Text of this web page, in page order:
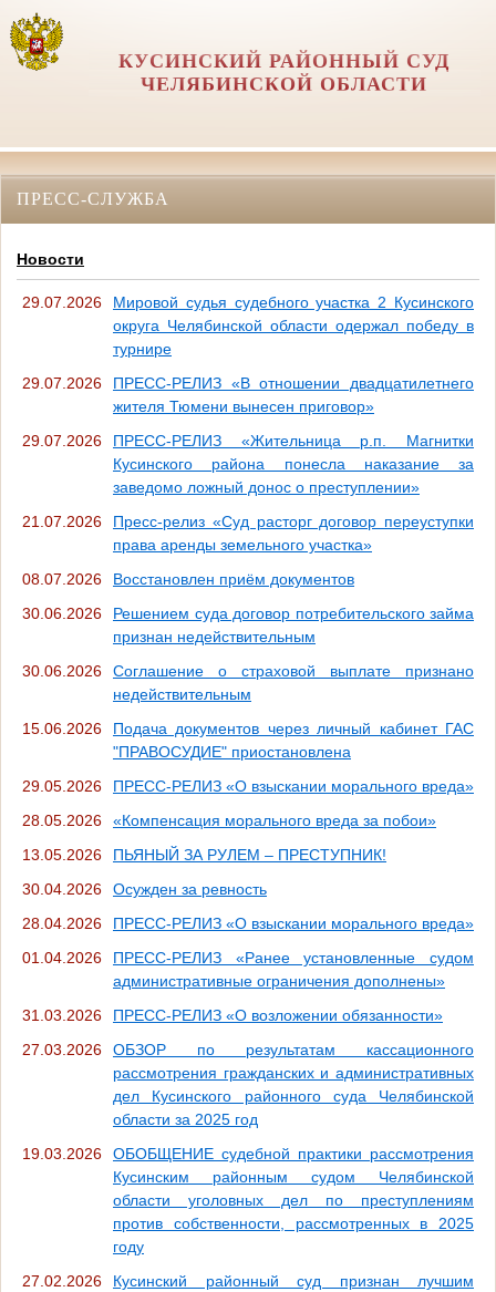
КУСИНСКИЙ РАЙОННЫЙ СУД
ЧЕЛЯБИНСКОЙ ОБЛАСТИ
ПРЕСС-СЛУЖБА
Новости
29.07.2026
Мировой судья судебного участка 2 Кусинского
округа Челябинской области одержал победу в
турнире
29.07.2026
ПРЕСС-РЕЛИЗ «В отношении двадцатилетнего
жителя Тюмени вынесен приговор»
29.07.2026
ПРЕСС-РЕЛИЗ «Жительница р.п. Магнитки
Кусинского района понесла наказание за
заведомо ложный донос о преступлении»
21.07.2026
Пресс-релиз «Суд расторг договор переуступки
права аренды земельного участка»
08.07.2026
Восстановлен приём документов
30.06.2026
Решением суда договор потребительского займа
признан недействительным
30.06.2026
Соглашение о страховой выплате признано
недействительным
15.06.2026
Подача документов через личный кабинет ГАС
"ПРАВОСУДИЕ" приостановлена
29.05.2026
ПРЕСС-РЕЛИЗ «О взыскании морального вреда»
28.05.2026
«Компенсация морального вреда за побои»
13.05.2026
ПЬЯНЫЙ ЗА РУЛЕМ – ПРЕСТУПНИК!
30.04.2026
Осужден за ревность
28.04.2026
ПРЕСС-РЕЛИЗ «О взыскании морального вреда»
01.04.2026
ПРЕСС-РЕЛИЗ «Ранее установленные судом
административные ограничения дополнены»
31.03.2026
ПРЕСС-РЕЛИЗ «О возложении обязанности»
27.03.2026
ОБЗОР по результатам кассационного
рассмотрения гражданских и административных
дел Кусинского районного суда Челябинской
области за 2025 год
19.03.2026
ОБОБЩЕНИЕ судебной практики рассмотрения
Кусинским районным судом Челябинской
области уголовных дел по преступлениям
против собственности, рассмотренных в 2025
году
27.02.2026
Кусинский районный суд признан лучшим